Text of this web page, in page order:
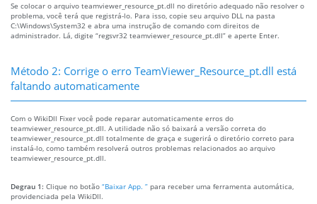
Se colocar o arquivo teamviewer_resource_pt.dll no diretório adequado não resolver o
problema, você terá que registrá-lo. Para isso, copie seu arquivo DLL na pasta
C:\Windows\System32 e abra uma instrução de comando com direitos de
administrador. Lá, digite “regsvr32 teamviewer_resource_pt.dll” e aperte Enter.
Método 2: Corrige o erro TeamViewer_Resource_pt.dll está
faltando automaticamente
Com o WikiDll Fixer você pode reparar automaticamente erros do
teamviewer_resource_pt.dll. A utilidade não só baixará a versão correta do
teamviewer_resource_pt.dll totalmente de graça e sugerirá o diretório correto para
instalá-lo, como também resolverá outros problemas relacionados ao arquivo
teamviewer_resource_pt.dll.
Degrau 1: Clique no botão “Baixar App. ” para receber uma ferramenta automática,
providenciada pela WikiDll.